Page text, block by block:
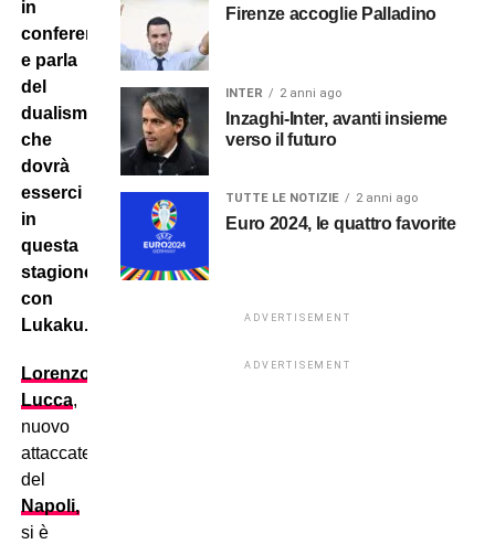
in
conferenza
e parla
del
dualismo
che
dovrà
esserci
in
questa
stagione
con
Lukaku.
Lorenzo
Lucca,
nuovo
attaccate
del
Napoli,
si è
Firenze accoglie Palladino
INTER 2 anni ago
Inzaghi-Inter, avanti insieme
verso il futuro
TUTTE LE NOTIZIE 2 anni ago
Euro 2024, le quattro favorite
ADVERTISEMENT
ADVERTISEMENT